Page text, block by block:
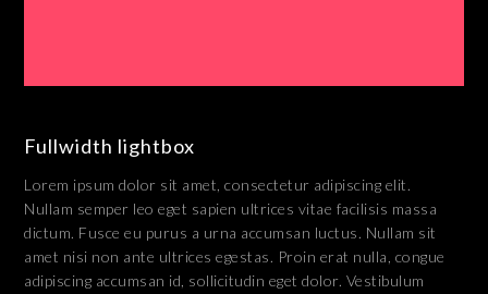
Fullwidth lightbox
Lorem ipsum dolor sit amet, consectetur adipiscing elit.
Nullam semper leo eget sapien ultrices vitae facilisis massa
dictum. Fusce eu purus a urna accumsan luctus. Nullam sit
amet nisi non ante ultrices egestas. Proin erat nulla, congue
adipiscing accumsan id, sollicitudin eget dolor. Vestibulum